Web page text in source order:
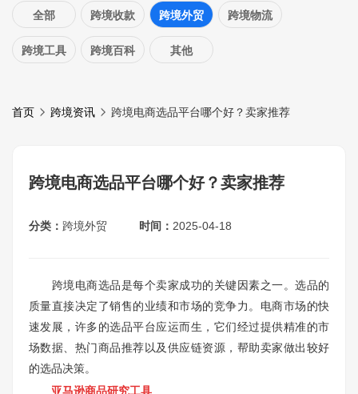
全部 跨境收款 跨境外贸 跨境物流
跨境工具 跨境百科 其他
首页 跨境资讯 跨境电商选品平台哪个好？卖家推荐
跨境电商选品平台哪个好？卖家推荐
分类： 跨境外贸 时间： 2025-04-18
跨境电商选品是每个卖家成功的关键因素之一。选品的
质量直接决定了销售的业绩和市场的竞争力。电商市场的快
速发展，许多的选品平台应运而生，它们经过提供精准的市
场数据、热门商品推荐以及供应链资源，帮助卖家做出较好
的选品决策。
亚马逊商品研究工具